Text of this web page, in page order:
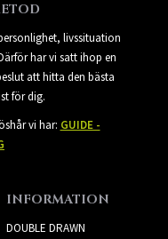
livssituation
har vi satt ihop en
att hitta den bästa
för dig.
vi har: GUIDE -
INFORMATION
DOUBLE DRAWN